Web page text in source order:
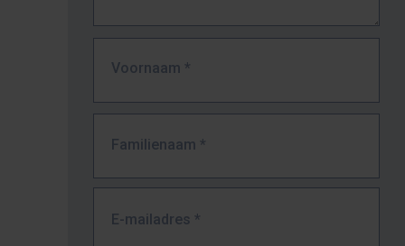
Voornaam *
Familienaam *
E-mailadres *